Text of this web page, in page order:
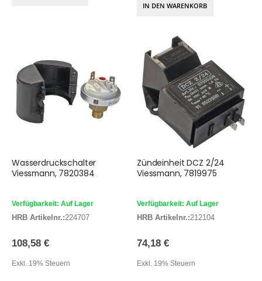
IN DEN WARENKORB
Wasserdruckschalter
Viessmann, 7820384
Verfügbarkeit: Auf Lager
HRB Artikelnr.:224707
108,58 €
Exkl. 19% Steuern
Zündeinheit DCZ 2/24
Viessmann, 7819975
Verfügbarkeit: Auf Lager
HRB Artikelnr.:212104
74,18 €
Exkl. 19% Steuern